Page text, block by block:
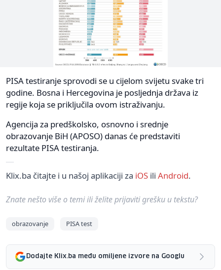
PISA testiranje sprovodi se u cijelom svijetu svake tri
godine. Bosna i Hercegovina je posljednja država iz
regije koja se priključila ovom istraživanju.
Agencija za predškolsko, osnovno i srednje
obrazovanje BiH (APOSO) danas će predstaviti
rezultate PISA testiranja.
Klix.ba čitajte i u našoj aplikaciji za iOS ili Android.
Znate nešto više o temi ili želite prijaviti grešku u tekstu?
obrazovanje PISA test
Dodajte Klix.ba među omiljene izvore na Googlu